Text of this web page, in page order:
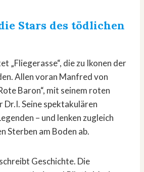
Stars des tödlichen
„Fliegerasse“, die zu Ikonen der
Allen voran Manfred von
Baron“, mit seinem roten
Dr.I. Seine spektakulären
– und lenken zugleich
Sterben am Boden ab.
Geschichte. Die